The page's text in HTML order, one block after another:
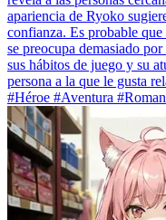
apariencia de Ryoko
confianza. Es probable
se preocupa demasiado
sus hábitos de juego y su
persona a la que le gusta
#Héroe #Aventura